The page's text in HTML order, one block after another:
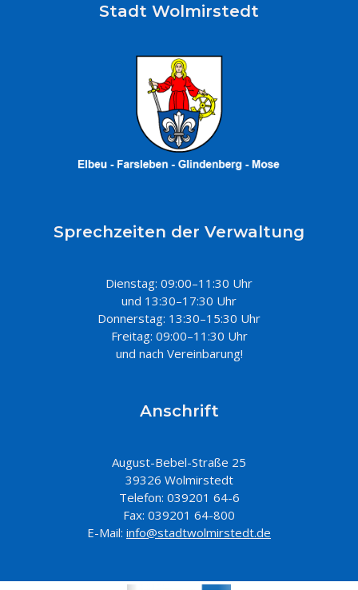
Stadt Wolmirstedt
Sprechzeiten der Verwaltung
Dienstag: 09:00–11:30 Uhr
und 13:30–17:30 Uhr
Donnerstag: 13:30–15:30 Uhr
Freitag: 09:00–11:30 Uhr
und nach Vereinbarung!
Anschrift
August-Bebel-Straße 25
39326 Wolmirstedt
Telefon: 039201 64-6
Fax: 039201 64-800
E-Mail: info@stadtwolmirstedt.de